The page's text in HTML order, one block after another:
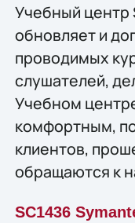
Учебный центр
обновляет и
проводимых
слушателей,
Учебном
комфортным,
клиентов,
обращаются к
SC1436